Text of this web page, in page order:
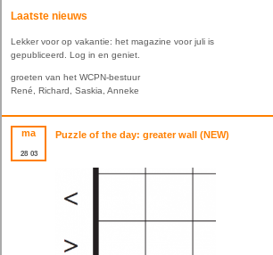
Laatste nieuws
Lekker voor op vakantie: het magazine voor juli is
gepubliceerd. Log in en geniet.
groeten van het WCPN-bestuur
René, Richard, Saskia, Anneke
ma
28 03
Puzzle of the day: greater wall (NEW)